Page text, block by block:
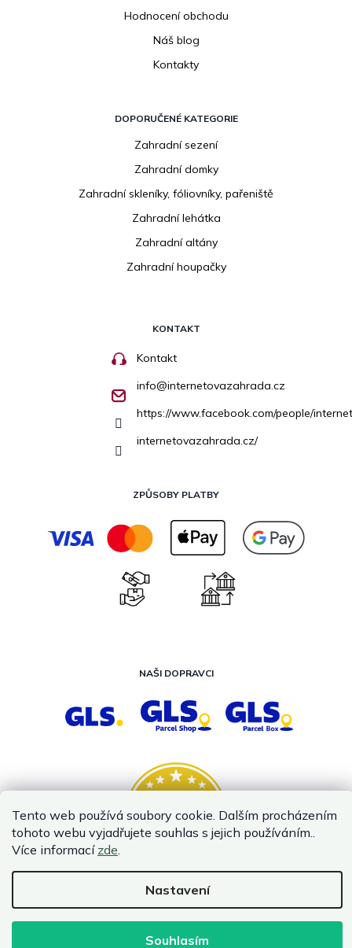
Tento web používá soubory cookie. Dalším procházením
tohoto webu vyjadřujete souhlas s jejich používáním..
Více informací zde.
Nastavení
Souhlasím
Hodnocení obchodu
Náš blog
Kontakty
DOPORUČENÉ KATEGORIE
Zahradní sezení
Zahradní domky
Zahradní skleníky, fóliovníky, pařeniště
Zahradní lehátka
Zahradní altány
Zahradní houpačky
KONTAKT
Kontakt
info@internetovazahrada.cz
https://www.facebook.com/people/
internetovazahrada.cz/
ZPŮSOBY PLATBY
NAŠI DOPRAVCI
InternetovaZahrada.cz. Všechna práva vyhrazena.